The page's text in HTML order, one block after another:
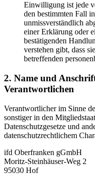
Einwilligung ist jede
den bestimmten Fall
unmissverständlich
einer Erklärung oder
bestätigenden
verstehen gibt, dass
betreffenden
2. Name und
Verantwortlichen
Verantwortlicher im Sinne
sonstiger in den
Datenschutzgesetze und
datenschutzrechtlichem
ifd Oberfranken gGmbH
Moritz-Steinhäuser-Weg 2
95030 Hof